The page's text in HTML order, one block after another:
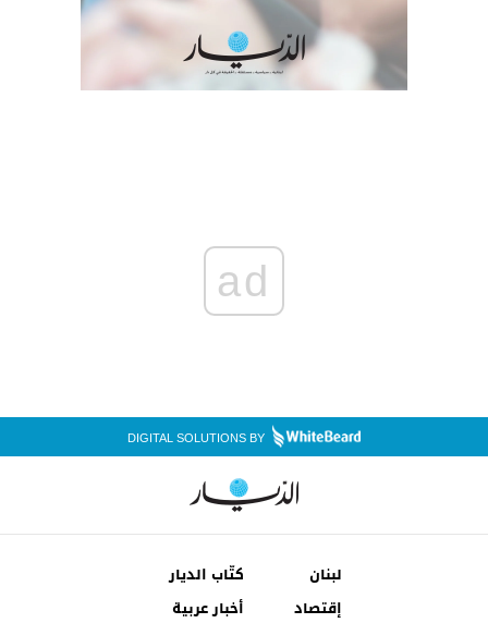
ad
DIGITAL SOLUTIONS BY
لبنان
كتّاب الديار
إقتصاد
أخبار عربية